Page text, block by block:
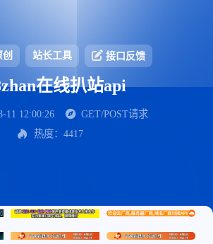
创 站长工具 接口反馈
在线扒站api
11 12:00:26
GET/POST请求
热度：4417